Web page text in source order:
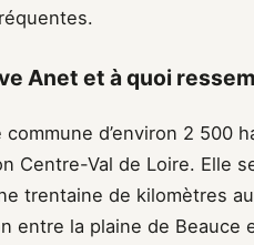
Anet et à quoi
d’environ 2 500
Centre-Val de Loire. Elle
trentaine de kilomètres
entre la plaine de Beauce